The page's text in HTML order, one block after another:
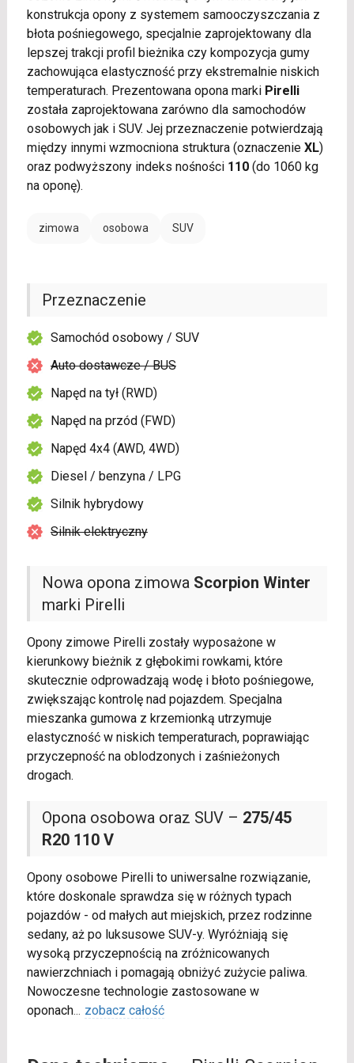
konstrukcja opony z systemem samooczyszczania z
błota pośniegowego, specjalnie zaprojektowany dla
lepszej trakcji profil bieżnika czy kompozycja gumy
zachowująca elastyczność przy ekstremalnie niskich
temperaturach. Prezentowana opona marki Pirelli
została zaprojektowana zarówno dla samochodów
osobowych jak i SUV. Jej przeznaczenie potwierdzają
między innymi wzmocniona struktura (oznaczenie XL)
oraz podwyższony indeks nośności 110(do 1060 kg
na oponę).
zimowa osobowa SUV
Nowa opona zimowa Scorpion Winter
marki Pirelli
Opony zimowe Pirelli zostały wyposażone w
kierunkowy bieżnik z głębokimi rowkami, które
skutecznie odprowadzają wodę i błoto pośniegowe,
zwiększając kontrolę nad pojazdem. Specjalna
mieszanka gumowa z krzemionką utrzymuje
elastyczność w niskich temperaturach, poprawiając
przyczepność na oblodzonych i zaśnieżonych
drogach.
Opona osobowa oraz SUV – 275/45
R20 110 V
Opony osobowe Pirelli to uniwersalne rozwiązanie,
które doskonale sprawdza się w różnych typach
pojazdów - od małych aut miejskich, przez rodzinne
sedany, aż po luksusowe SUV-y. Wyróżniają się
wysoką przyczepnością na zróżnicowanych
nawierzchniach i pomagają obniżyć zużycie paliwa.
Nowoczesne technologie zastosowane w
oponach... zobacz całość
Przeznaczenie
Samochód osobowy / SUV
Auto dostawcze / BUS
Napęd na tył (RWD)
Napęd na przód (FWD)
Napęd 4x4 (AWD, 4WD)
Diesel / benzyna / LPG
Silnik hybrydowy
Silnik elektryczny